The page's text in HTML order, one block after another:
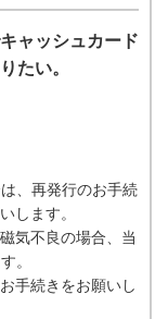
ャッシュカード
たい。
、再発行のお手続
します。
気不良の場合、当
。
手続きをお願いし